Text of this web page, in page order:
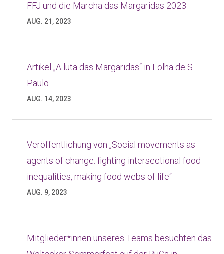
FFJ und die Marcha das Margaridas 2023
AUG. 21, 2023
Artikel „A luta das Margaridas“ in Folha de S.
Paulo
AUG. 14, 2023
Veröffentlichung von „Social movements as
agents of change: fighting intersectional food
inequalities, making food webs of life“
AUG. 9, 2023
Mitglieder*innen unseres Teams besuchten das